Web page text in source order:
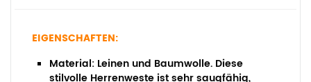
EIGENSCHAFTEN:
Material: Leinen und Baumwolle. Diese
stilvolle Herrenweste ist sehr saugfähig,